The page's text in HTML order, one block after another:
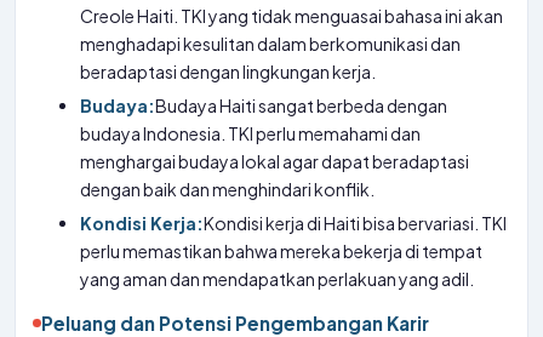
Creole Haiti. TKI yang tidak menguasai bahasa ini akan
menghadapi kesulitan dalam berkomunikasi dan
beradaptasi dengan lingkungan kerja.
Budaya:Budaya Haiti sangat berbeda dengan
budaya Indonesia. TKI perlu memahami dan
menghargai budaya lokal agar dapat beradaptasi
dengan baik dan menghindari konflik.
Kondisi Kerja:Kondisi kerja di Haiti bisa bervariasi. TKI
perlu memastikan bahwa mereka bekerja di tempat
yang aman dan mendapatkan perlakuan yang adil.
Peluang dan Potensi Pengembangan Karir